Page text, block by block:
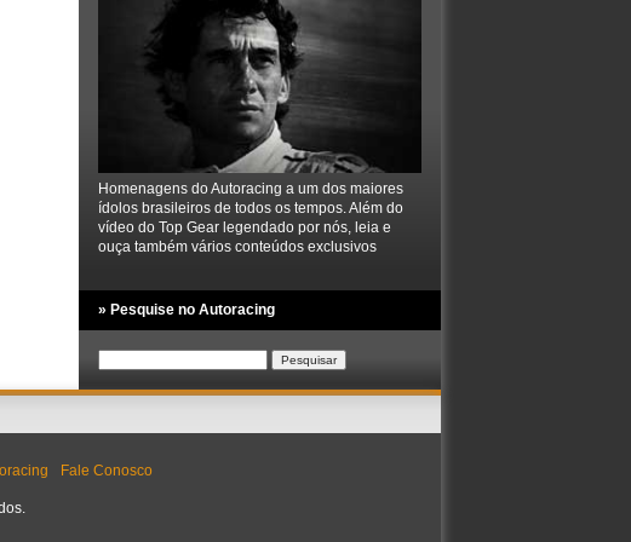
Homenagens do Autoracing a um dos maiores
ídolos brasileiros de todos os tempos. Além do
vídeo do Top Gear legendado por nós, leia e
ouça também vários conteúdos exclusivos
» Pesquise no Autoracing
por:
Fale Conosco